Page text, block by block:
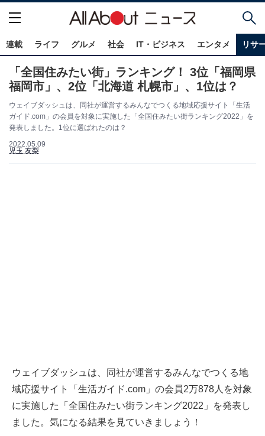
連載 ライフ グルメ 社会 IT・ビジネス エンタメ リサ
「全国住みたい街」ランキング！ 3位「福岡県
福岡市」、2位「北海道 札幌市」、1位は？
ウェイブダッシュは、同社が運営するみんなでつくる地域応援サイト「生活
ガイド.com」の会員を対象に実施した「全国住みたい街ランキング2022」を
発表しました。1位に選ばれたのは？
2022.05.09
児玉 友梨
ウェイブダッシュは、同社が運営するみんなでつくる地
域応援サイト「生活ガイド.com」の会員2万878人を対象
に実施した「全国住みたい街ランキング2022」を発表し
ました。気になる結果を見ていきましょう！